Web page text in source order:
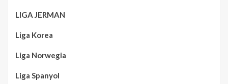
LIGA JERMAN
Liga Korea
Liga Norwegia
Liga Spanyol